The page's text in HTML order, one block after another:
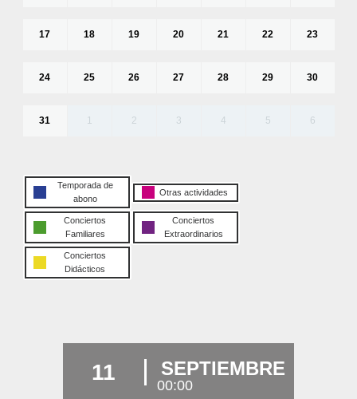
17 18 19 20 21 22 23
24 25 26 27 28 29 30
31 1 2 3 4 5 6
Temporada de
abono
Otras actividades
Conciertos
Familiares
Conciertos
Extraordinarios
Conciertos
Didácticos
11 SEPTIEMBRE
00:00